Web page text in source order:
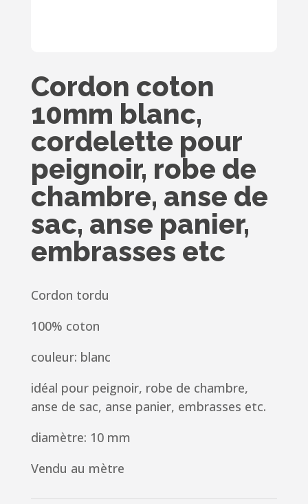
Cordon coton
10mm blanc,
cordelette pour
peignoir, robe de
chambre, anse de
sac, anse panier,
embrasses etc
Cordon tordu
100% coton
couleur: blanc
idéal pour peignoir, robe de chambre,
anse de sac, anse panier, embrasses etc.
diamètre: 10 mm
Vendu au mètre